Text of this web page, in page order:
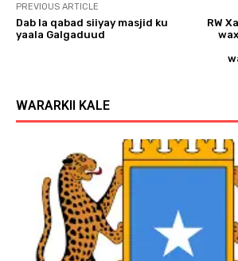
PREVIOUS ARTICLE
Dab la qabad siiyay masjid ku
yaala Galgaduud
RW
WARARKII KALE